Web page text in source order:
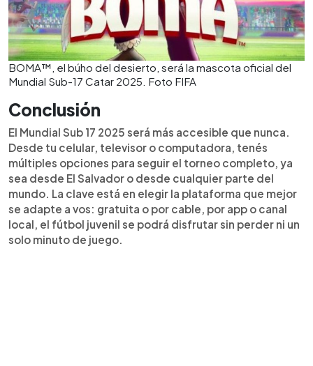
BOMA™, el búho del desierto, será la mascota oficial del
Mundial Sub-17 Catar 2025. Foto FIFA
Conclusión
El Mundial Sub 17 2025 será más accesible que nunca.
Desde tu celular, televisor o computadora, tenés
múltiples opciones para seguir el torneo completo, ya
sea desde El Salvador o desde cualquier parte del
mundo. La clave está en elegir la plataforma que mejor
se adapte a vos: gratuita o por cable, por app o canal
local, el fútbol juvenil se podrá disfrutar sin perder ni un
solo minuto de juego.